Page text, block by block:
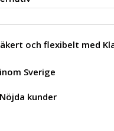
och flexibelt med
Sverige
kunder